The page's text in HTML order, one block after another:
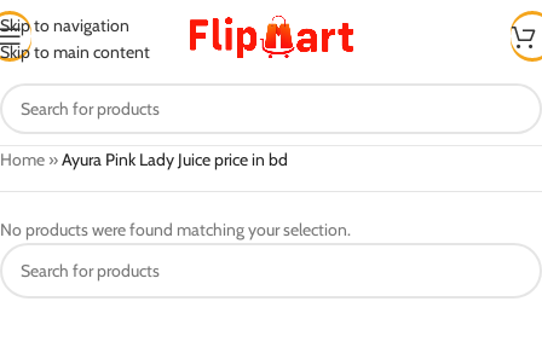
Skip to navigation
Skip to main content
Home »Ayura Pink Lady Juice price in bd
No products were found matching your selection.